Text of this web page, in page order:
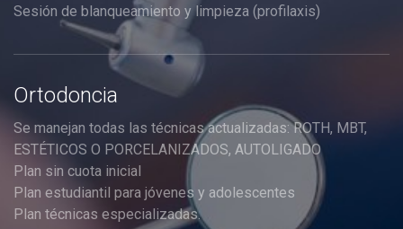
Sesión de blanqueamiento y limpieza (profilaxis)
Ortodoncia
Se manejan todas las técnicas actualizadas: ROTH, MBT,
ESTÉTICOS O PORCELANIZADOS, AUTOLIGADO
Plan sin cuota inicial
Plan estudiantil para jóvenes y adolescentes
Plan técnicas especializadas.